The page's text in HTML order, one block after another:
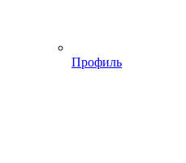
Профиль